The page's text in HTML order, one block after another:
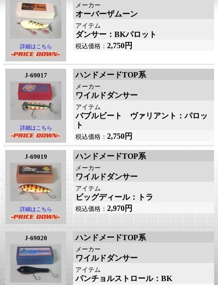
詳細はこちら
メーカー
オーバーザムーン
アイテム
ダンサー：BKパロット
税込価格： 2,750円
J-69017
詳細はこちら
ハンドメードTOP系
メーカー
ワイルドダンサー
アイテム
バブルビート ヴァリアント：パロッ
ト
税込価格： 2,750円
J-69019
詳細はこちら
ハンドメードTOP系
メーカー
ワイルドダンサー
アイテム
ビッグディール：トラ
税込価格： 2,970円
J-69020 ハンドメードTOP系
メーカー
ワイルドダンサー
アイテム
パンチョルストロール：BK